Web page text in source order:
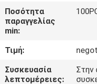
ΓΎΡΟΣ
ΕΡΓΟΣΤΑΣΊΩΝ
ΠΟΙΟΤΙΚΌΣ
ΈΛΕΓΧΟΣ
Ποσότητα
παραγγελίας
min:
Τιμή:
Συσκευασία
λεπτομέρειες:
Στην